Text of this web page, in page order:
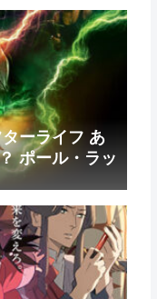
ーライフ あ
ポール・ラッ